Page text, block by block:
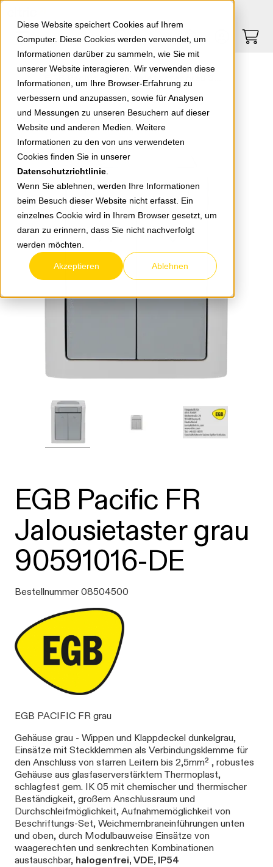
Diese Website speichert Cookies auf Ihrem
Computer. Diese Cookies werden verwendet, um
Informationen darüber zu sammeln, wie Sie mit
unserer Website interagieren. Wir verwenden diese
Informationen, um Ihre Browser-Erfahrung zu
verbessern und anzupassen, sowie für Analysen
und Messungen zu unseren Besuchern auf dieser
Website und anderen Medien. Weitere
Informationen zu den von uns verwendeten
Cookies finden Sie in unserer
Datenschutzrichtlinie
Wenn Sie ablehnen, werden Ihre Informationen
beim Besuch dieser Website nicht erfasst. Ein
einzelnes Cookie wird in Ihrem Browser gesetzt, um
daran zu erinnern, dass Sie nicht nachverfolgt
werden möchten.
Akzeptieren Ablehnen
Springe zu Hauptinhalt Springe zum Footer
0
zurück zur Übersicht
EGB Pacific FR
Jalousietaster grau
90591016-DE
Bestellnummer 08504500
EGB PACIFIC FR grau
Gehäuse grau - Wippen und Klappdeckel dunkelgrau,
Einsätze mit Steckklemmen als Verbindungsklemme für
den Anschluss von starren Leitern bis 2,5mm² , robustes
Gehäuse aus glasfaserverstärktem Thermoplast,
schlagfest gem. IK 05 mit chemischer und thermischer
Beständigkeit, großem Anschlussraum und
Durchschleifmöglichkeit, Aufnahmemöglichkeit von
Beschriftungs-Set, Weichmembraneinführungen unten
und oben, durch Modulbauweise Einsätze von
waagerechten und senkrechten Kombinationen
austauschbar, halogenfrei, VDE, IP54